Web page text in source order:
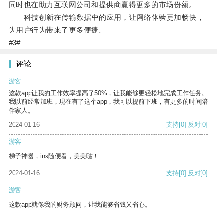
同时也在助力互联网公司和提供商赢得更多的市场份额。
科技创新在传输数据中的应用，让网络体验更加畅快，
为用户行为带来了更多便捷。
#3#
评论
游客
这款app让我的工作效率提高了50%，让我能够更轻松地完成工作任务。
我以前经常加班，现在有了这个app，我可以提前下班，有更多的时间陪
伴家人。
2024-01-16
支持[0] 反对[0]
游客
梯子神器，ins随便看，美美哒！
2024-01-16 支持[0] 反对[0]
游客
这款app就像我的财务顾问，让我能够省钱又省心。